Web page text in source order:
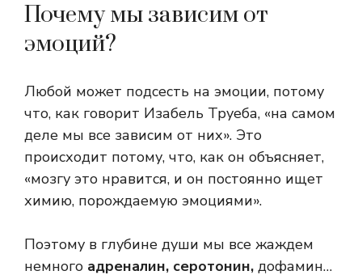
Почему мы зависим от
эмоций?
Любой может подсесть на эмоции, потому
что, как говорит Изабель Труеба, «на самом
деле мы все зависим от них». Это
происходит потому, что, как он объясняет,
«мозгу это нравится, и он постоянно ищет
химию, порождаемую эмоциями».
Поэтому в глубине души мы все жаждем
немного адреналин, серотонин, дофамин…